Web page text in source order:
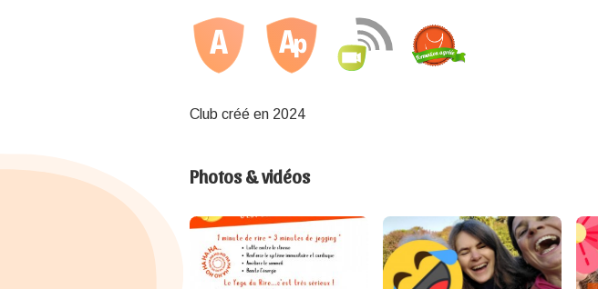
Club créé en 2024
Photos & vidéos